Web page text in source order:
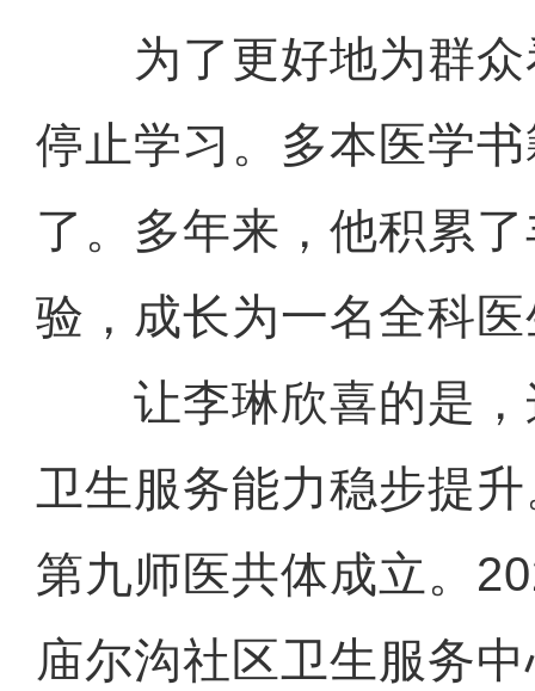
为了更好地为群众
停止学习。多本医学
了。多年来，他积累
验，成长为一名全科
让李琳欣喜的是，
卫生服务能力稳步提
第九师医共体成立。
庙尔沟社区卫生服务